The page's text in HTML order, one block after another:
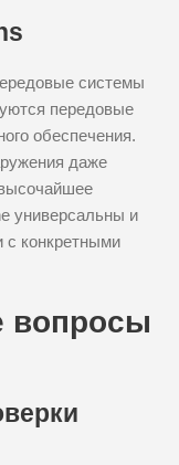
системы
передовые
обеспечения.
даже
универсальны и
с конкретными
вопросы